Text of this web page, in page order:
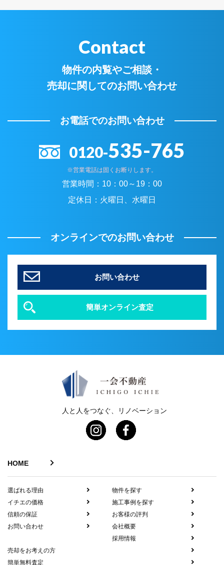
Contact
物件の内覧やご相談・
売却に関してのお問い合わせ
お電話でのお問い合わせ
0120-535-765
※営業電話は固くお断りします。
営業時間： 10：00～19：00
定休日： 火曜日、水曜日
オンラインでのお問い合わせ
お問い合わせ
簡単オンライン査定
人と人をつなぐ、リノベーション
HOME
選ばれる理由
イチエの価格
信頼の保証
お問い合わせ
物件を探す
施工事例を探す
お客様の評判
会社概要
採用情報
売却をお考えの方
簡単無料査定